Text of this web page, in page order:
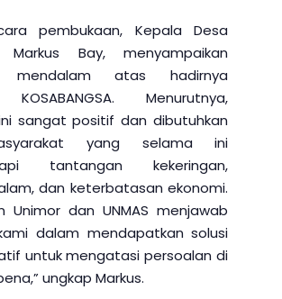
pembukaan, Kepala Desa
Markus Bay, menyampaikan
mendalam atas hadirnya
Menurutnya,
sangat positif dan dibutuhkan
yang selama ini
tantangan kekeringan,
dan keterbatasan ekonomi.
Unimor dan UNMAS menjawab
dalam mendapatkan solusi
untuk mengatasi persoalan di
ungkap Markus.